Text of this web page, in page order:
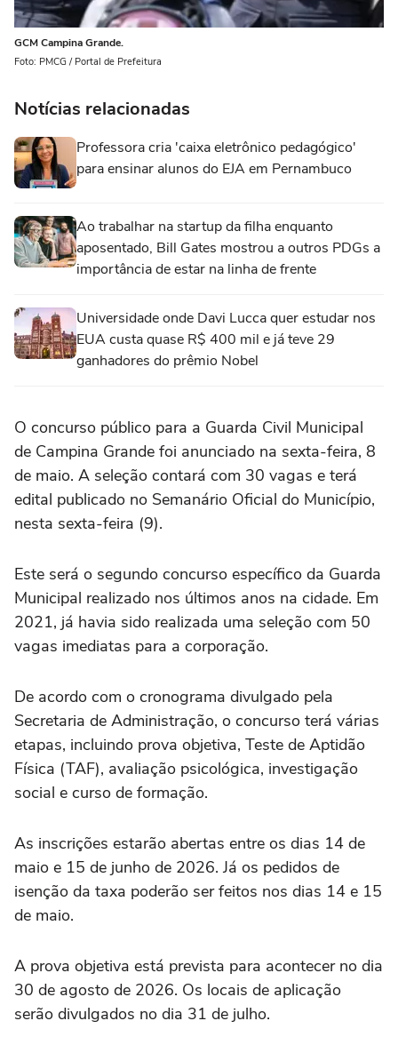
GCM Campina Grande.
Foto: PMCG / Portal de Prefeitura
Notícias relacionadas
Professora cria 'caixa eletrônico pedagógico'
para ensinar alunos do EJA em Pernambuco
Ao trabalhar na startup da filha enquanto
aposentado, Bill Gates mostrou a outros PDGs a
importância de estar na linha de frente
Universidade onde Davi Lucca quer estudar nos
EUA custa quase R$ 400 mil e já teve 29
ganhadores do prêmio Nobel
O concurso público para a Guarda Civil Municipal
de Campina Grande foi anunciado na sexta-feira, 8
de maio. A seleção contará com 30 vagas e terá
edital publicado no Semanário Oficial do Município,
nesta sexta-feira (9).
Este será o segundo concurso específico da Guarda
Municipal realizado nos últimos anos na cidade. Em
2021, já havia sido realizada uma seleção com 50
vagas imediatas para a corporação.
De acordo com o cronograma divulgado pela
Secretaria de Administração, o concurso terá várias
etapas, incluindo prova objetiva, Teste de Aptidão
Física (TAF), avaliação psicológica, investigação
social e curso de formação.
As inscrições estarão abertas entre os dias 14 de
maio e 15 de junho de 2026. Já os pedidos de
isenção da taxa poderão ser feitos nos dias 14 e 15
de maio.
A prova objetiva está prevista para acontecer no dia
30 de agosto de 2026. Os locais de aplicação
serão divulgados no dia 31 de julho.